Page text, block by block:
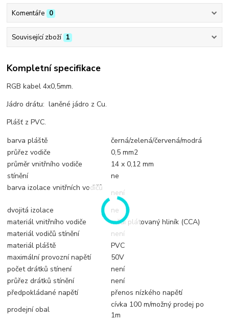
Komentáře 0
Související zboží 1
Kompletní specifikace
RGB kabel 4x0,5mm.
Jádro drátu: laněné jádro z Cu.
Plášť z PVC.
barva pláště
černá/zelená/červená/modrá
průřez vodiče
0,5 mm2
průměr vnitřního vodiče
14 x 0,12 mm
stínění
ne
barva izolace vnitřních vodičů
není
dvojitá izolace
ne
materiál vnitřního vodiče
mědí plátovaný hliník (CCA)
materiál vodičů stínění
není
materiál pláště
PVC
maximální provozní napětí
50V
počet drátků stínení
není
průřez drátků stínění
není
předpokládané napětí
přenos nízkého napětí
prodejní obal
cívka 100 m/možný prodej po
1m